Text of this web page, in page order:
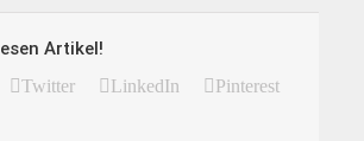
Artikel!
Twitter LinkedIn
Pinterest